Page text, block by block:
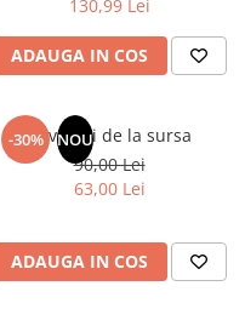
130,99 Lei
ADAUGA IN COS
-30% NOU
Revelatii de la sursa
90,00 Lei
63,00 Lei
ADAUGA IN COS